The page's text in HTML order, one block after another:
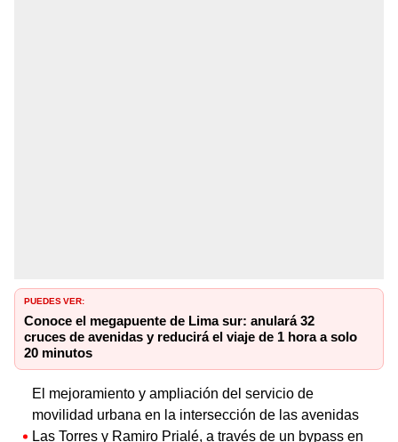
PUEDES VER:
Conoce el megapuente de Lima sur: anulará 32
cruces de avenidas y reducirá el viaje de 1 hora a solo
20 minutos
El mejoramiento y ampliación del servicio de
movilidad urbana en la intersección de las avenidas
Las Torres y Ramiro Prialé, a través de un bypass en